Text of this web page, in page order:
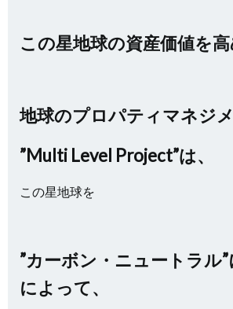
この星地球の資産価値を
地球のプロパティマネジメ
”Multi Level Project”は、
この星地球を
”カーボン・ニュートラル
によって、